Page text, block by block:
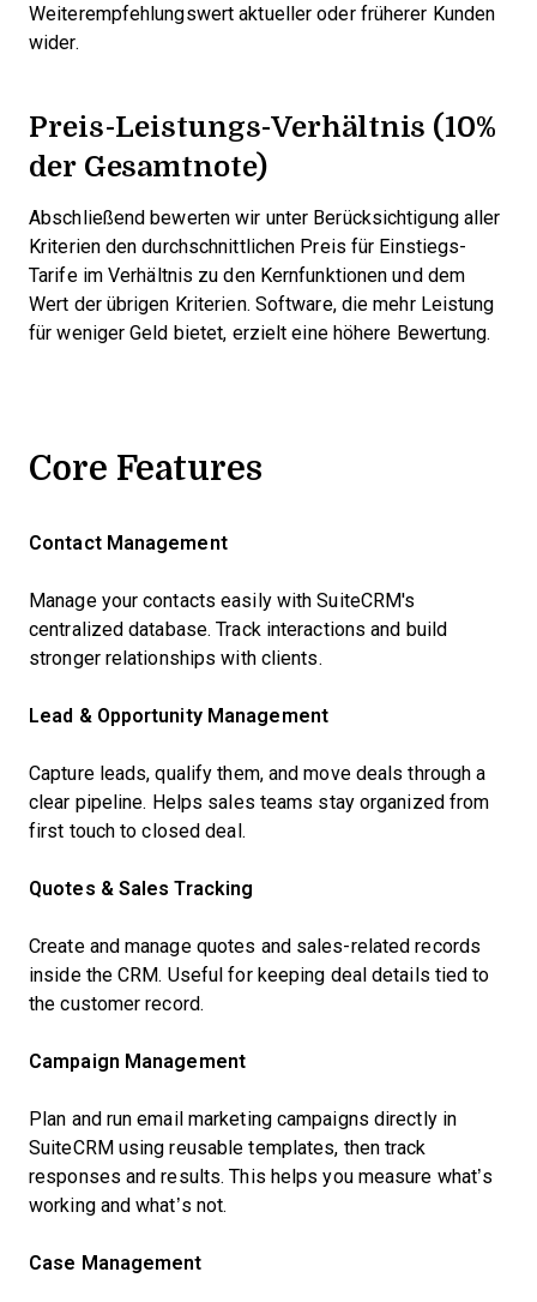
Weiterempfehlungswert aktueller oder früherer Kunden
wider.
Preis-Leistungs-Verhältnis (10%
der Gesamtnote)
Abschließend bewerten wir unter Berücksichtigung aller
Kriterien den durchschnittlichen Preis für Einstiegs-
Tarife im Verhältnis zu den Kernfunktionen und dem
Wert der übrigen Kriterien. Software, die mehr Leistung
für weniger Geld bietet, erzielt eine höhere Bewertung.
Core Features
Contact Management
Manage your contacts easily with SuiteCRM's
centralized database. Track interactions and build
stronger relationships with clients.
Lead & Opportunity Management
Capture leads, qualify them, and move deals through a
clear pipeline. Helps sales teams stay organized from
first touch to closed deal.
Quotes & Sales Tracking
Create and manage quotes and sales-related records
inside the CRM. Useful for keeping deal details tied to
the customer record.
Campaign Management
Plan and run email marketing campaigns directly in
SuiteCRM using reusable templates, then track
responses and results. This helps you measure what’s
working and what’s not.
Case Management